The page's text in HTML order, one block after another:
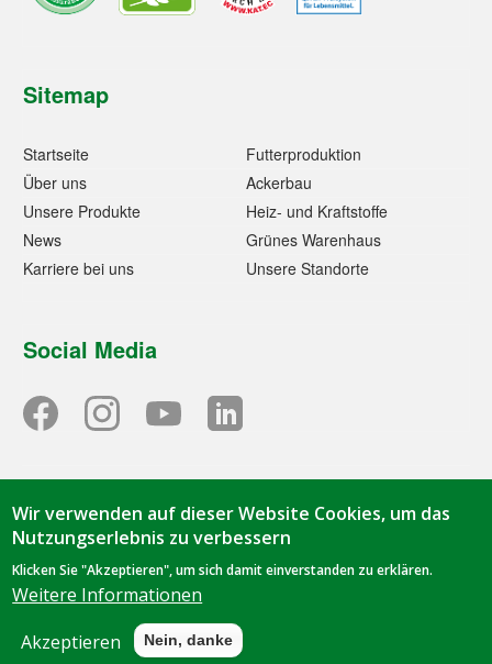
Sitemap
Startseite
Über uns
Unsere Produkte
News
Karriere bei uns
Futterproduktion
Ackerbau
Heiz- und Kraftstoffe
Grünes Warenhaus
Unsere Standorte
Social Media
© 2023 - Tihen GmbH & Co. KG | TIBA-Kraftfutter | Oorstraße
1 | 49844 Bawinkel | Tel.
05963 9419-0 |
info@tiba-
kraftfutter.de
Impressum
Wir verwenden auf dieser Website Cookies, um das
Nutzungserlebnis zu verbessern
Klicken Sie "Akzeptieren", um sich damit einverstanden zu erklären.
Weitere Informationen
Akzeptieren
Nein, danke